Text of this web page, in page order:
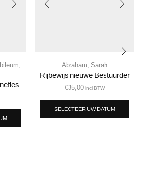
,
Abraham, Sarah
Rijbewijs nieuwe Bestuurder
€35,00 incl BTW
SELECTEER UW DATUM